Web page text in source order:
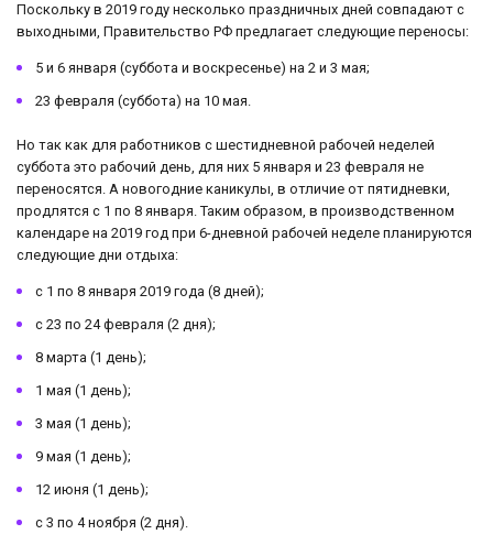
Поскольку в 2019 году несколько праздничных дней совпадают с
выходными, Правительство РФ предлагает следующие переносы:
5 и 6 января (суббота и воскресенье) на 2 и 3 мая;
23 февраля (суббота) на 10 мая.
Но так как для работников с шестидневной рабочей неделей
суббота это рабочий день, для них 5 января и 23 февраля не
переносятся. А новогодние каникулы, в отличие от пятидневки,
продлятся с 1 по 8 января. Таким образом, в производственном
календаре на 2019 год при 6-дневной рабочей неделе планируются
следующие дни отдыха:
с 1 по 8 января 2019 года (8 дней);
с 23 по 24 февраля (2 дня);
8 марта (1 день);
1 мая (1 день);
3 мая (1 день);
9 мая (1 день);
12 июня (1 день);
с 3 по 4 ноября (2 дня).